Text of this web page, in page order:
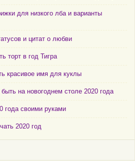
для низкого лба и варианты
и цитат о любви
торт в год Тигра
красивое имя для куклы
на новогоднем столе 2020 года
года своими руками
2020 год